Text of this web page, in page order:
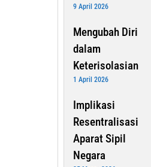
9 April 2026
Mengubah Diri
dalam
Keterisolasian
1 April 2026
Implikasi
Resentralisasi
Aparat Sipil
Negara